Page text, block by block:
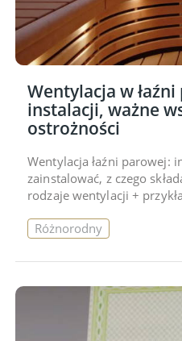
Wentylacja w
instalacji, ważne
ostrożności
Wentylacja łaźni parowej:
zainstalować, z czego
rodzaje wentylacji +
Różnorodny